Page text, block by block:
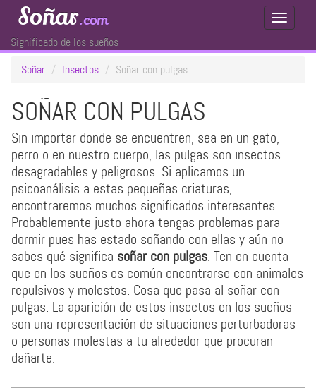
Toggle
Soñar.com
Significado de los sueños
Soñar
Insectos Soñar con pulgas
SOÑAR CON PULGAS
Sin importar donde se encuentren, sea en un gato,
perro o en nuestro cuerpo, las pulgas son insectos
desagradables y peligrosos. Si aplicamos un
psicoanálisis a estas pequeñas criaturas,
encontraremos muchos significados interesantes.
Probablemente justo ahora tengas problemas para
dormir pues has estado soñando con ellas y aún no
sabes qué significa soñar con pulgas. Ten en cuenta
que en los sueños es común encontrarse con animales
repulsivos y molestos. Cosa que pasa al soñar con
pulgas. La aparición de estos insectos en los sueños
son una representación de situaciones perturbadoras
o personas molestas a tu alrededor que procuran
dañarte.